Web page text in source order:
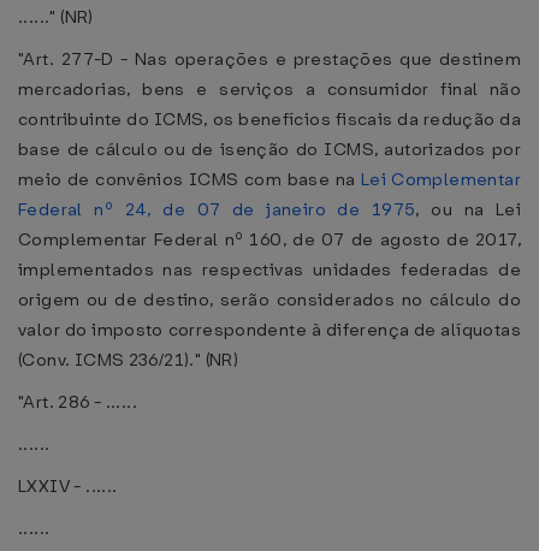
......" (NR)
"Art. 277-D - Nas operações e prestações que destinem
mercadorias, bens e serviços a consumidor final não
contribuinte do ICMS, os benefícios fiscais da redução da
base de cálculo ou de isenção do ICMS, autorizados por
meio de convênios ICMS com base na Lei Complementar
Federal nº 24, de 07 de janeiro de 1975, ou na Lei
Complementar Federal nº 160, de 07 de agosto de 2017,
implementados nas respectivas unidades federadas de
origem ou de destino, serão considerados no cálculo do
valor do imposto correspondente à diferença de alíquotas
(Conv. ICMS 236/21)." (NR)
"Art. 286 - ......
......
LXXIV - ......
......